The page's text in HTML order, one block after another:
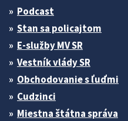
Podcast
Stan sa policajtom
E-služby MV SR
Vestník vlády SR
Obchodovanie s ľuďmi
Cudzinci
Miestna štátna správa